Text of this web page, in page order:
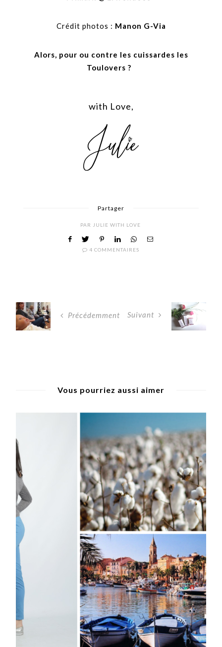
Crédit photos : Manon G-Via
Alors, pour ou contre les cuissardes les
Toulovers ?
with Love,
Partager
PAR JULIE WITH LOVE
4 COMMENTAIRES
Précédemment Suivant
Vous pourriez aussi aimer